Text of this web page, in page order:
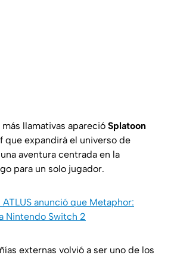
llamativas apareció Splatoon
que expandirá el universo de
aventura centrada en la
para un solo jugador.
anunció que Metaphor:
Nintendo Switch 2
externas volvió a ser uno de los